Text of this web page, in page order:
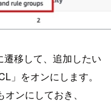
遷移して、追加したい
」をオンにします。
ンにしておき、